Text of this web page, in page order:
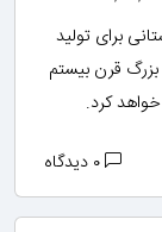
برای تولید
قرن بیستم
کرد.